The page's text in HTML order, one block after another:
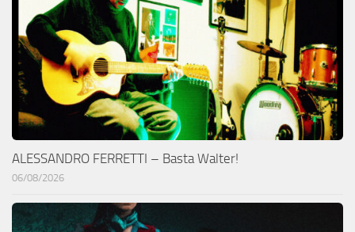
ALESSANDRO FERRETTI – Basta Walter!
06/08/2026